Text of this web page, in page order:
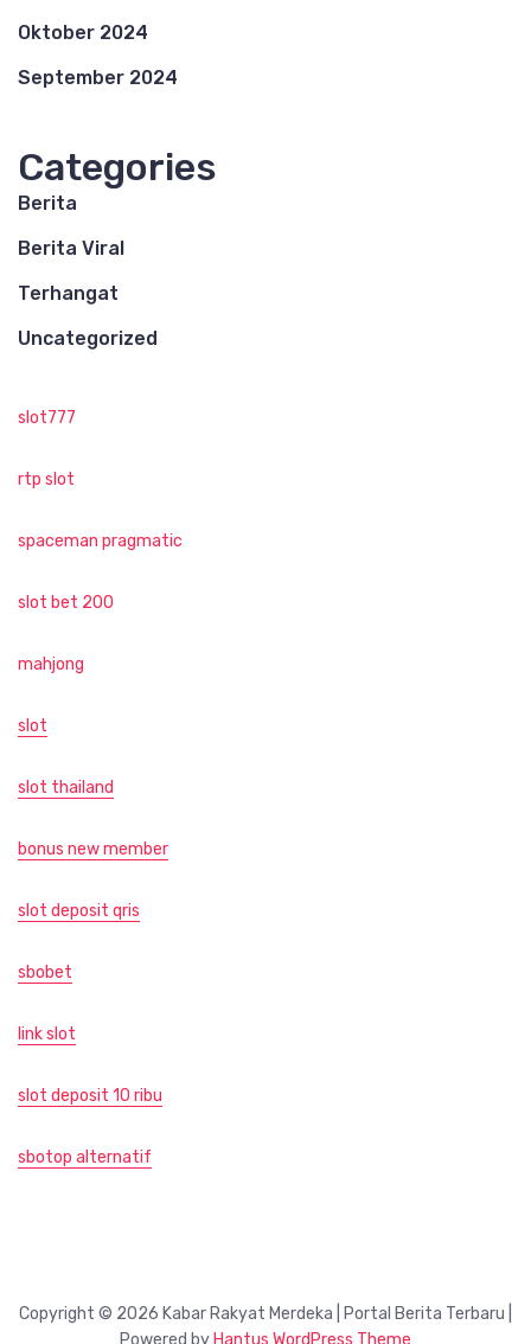
Oktober 2024
September 2024
Categories
Berita
Berita Viral
Terhangat
Uncategorized
slot777
rtp slot
spaceman pragmatic
slot bet 200
mahjong
slot
slot thailand
bonus new member
slot deposit qris
sbobet
link slot
slot deposit 10 ribu
sbotop alternatif
Copyright © 2026 Kabar Rakyat Merdeka | Portal Berita Terbaru |
Powered by Hantus WordPress Theme